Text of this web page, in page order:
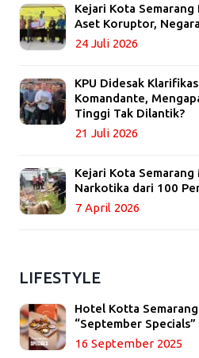
Kejari Kota
Aset Koruptor,
24 Juli 2026
KPU Didesak
Komandante,
Tinggi Tak Dilantik?
21 Juli 2026
Kejari Kota
Narkotika dari 100
7 April 2026
LIFESTYLE
Hotel Kotta
“September Specials”
16 September 2025